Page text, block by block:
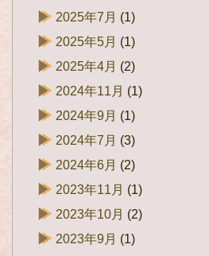
2025年7月 (1)
2025年5月 (1)
2025年4月 (2)
2024年11月 (1)
2024年9月 (1)
2024年7月 (3)
2024年6月 (2)
2023年11月 (1)
2023年10月 (2)
2023年9月 (1)